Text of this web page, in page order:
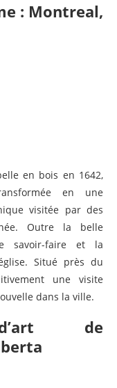
: Montreal,
en bois en 1642,
en une
visitée par des
Outre la belle
savoir-faire et la
Situé près du
une visite
dans la ville.
de